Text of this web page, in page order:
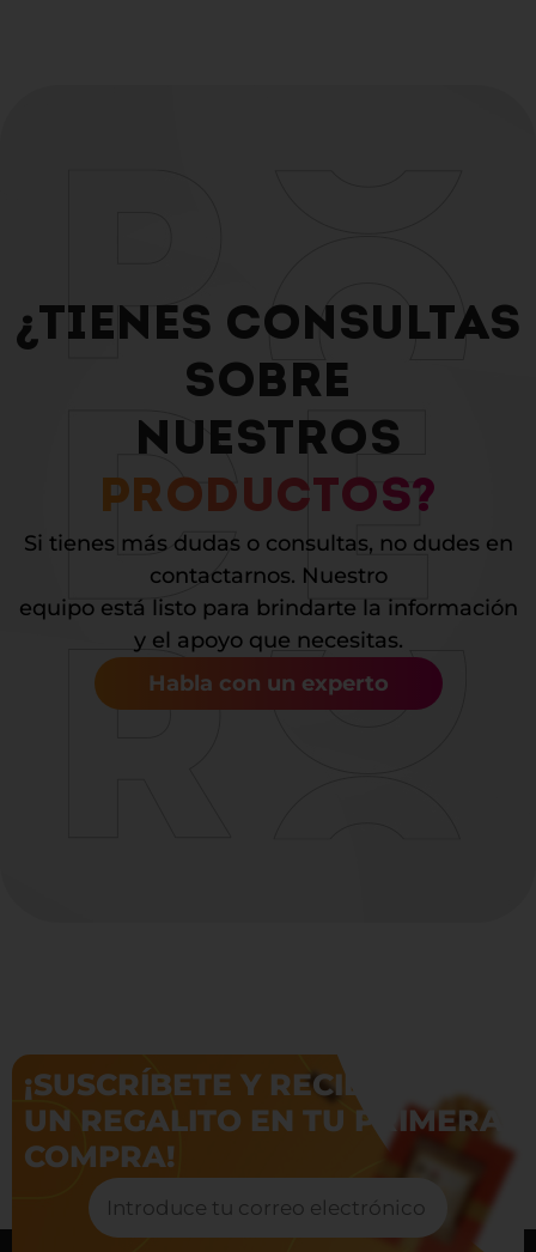
¿TIENES CONSULTAS
SOBRE
NUESTROS
PRODUCTOS?
Si tienes más dudas o consultas, no dudes en
contactarnos. Nuestro
equipo está listo para brindarte la información
y el apoyo que necesitas.
Habla con un experto
¡SUSCRÍBETE Y RECIBE
UN REGALITO EN TU PRIMERA
COMPRA!